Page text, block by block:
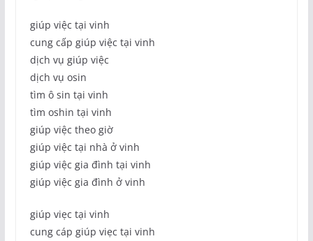
giúp việc tại vinh
cung cấp giúp việc tại vinh
dịch vụ giúp việc
dịch vụ osin
tìm ô sin tại vinh
tìm oshin tại vinh
giúp việc theo giờ
giúp việc tại nhà ở vinh
giúp việc gia đình tại vinh
giúp việc gia đình ở vinh
giúp viẹc tại vinh
cung cáp giúp viẹc tại vinh